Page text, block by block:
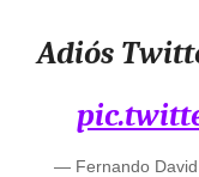
Adiós
— Fernando